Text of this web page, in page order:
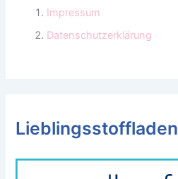
Impressum
Datenschutzerklärung
Lieblingsstoffladen